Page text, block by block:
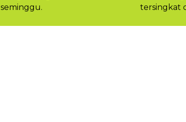
seminggu.​
tersingkat